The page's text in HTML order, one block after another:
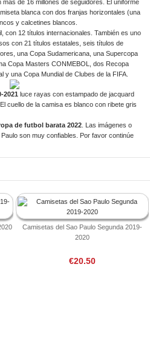
de 16 millones de seguidores. El uniforme
blanca con dos franjas horizontales (una
y calcetines blancos.
con 12 títulos internacionales. También es uno
con 21 títulos estatales, seis títulos de
una Copa Sudamericana, una Supercopa
Copa Masters CONMEBOL, dos Recopa
y una Copa Mundial de Clubes de la FIFA.
2021 luce rayas con estampado de jacquard
cuello de la camisa es blanco con ribete gris
de futbol barata 2022. Las imágenes o
son muy confiables. Por favor continúe
Camisetas del Sao Paulo Segunda 2019-
2020
€20.50